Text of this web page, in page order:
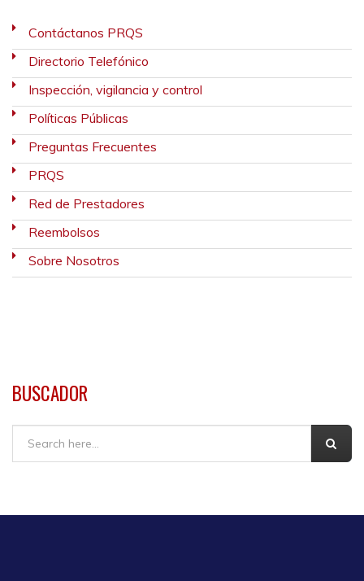
Contáctanos PRQS
Directorio Telefónico
Inspección, vigilancia y control
Políticas Públicas
Preguntas Frecuentes
PRQS
Red de Prestadores
Reembolsos
Sobre Nosotros
BUSCADOR
Buscar